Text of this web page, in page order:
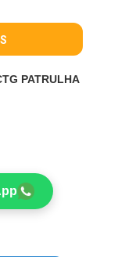
PATRULHA